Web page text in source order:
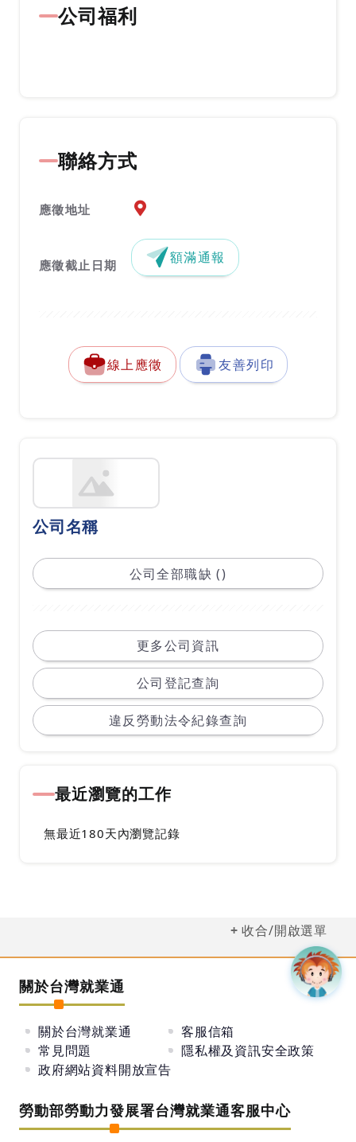
公司福利
聯絡方式
應徵地址 應徵地址地圖『另開新視窗』
應徵截止日期 額滿通報
線上應徵 友善列印
公司名稱
公司全部職缺 ()
更多公司資訊
公司登記查詢
違反勞動法令紀錄查詢
最近瀏覽的工作
無最近180天內瀏覽記錄
收合/開啟選單
關於台灣就業通
關於台灣就業通
客服信箱
常見問題
隱私權及資訊安全政策
政府網站資料開放宣告
勞動部勞動力發展署台灣就業通客服中心